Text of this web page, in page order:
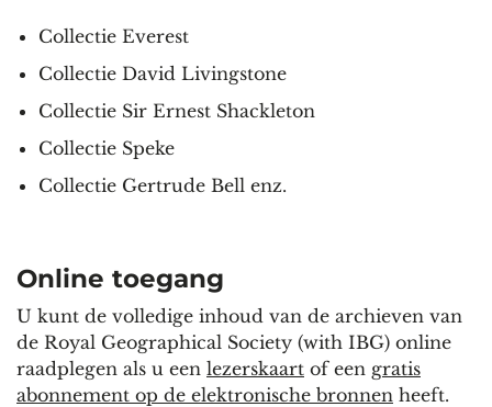
Collectie Everest
Collectie David Livingstone
Collectie Sir Ernest Shackleton
Collectie Speke
Collectie Gertrude Bell enz.
Online toegang
U kunt de volledige inhoud van de archieven van
de Royal Geographical Society (with IBG) online
raadplegen als u een lezerskaart of een gratis
abonnement op de elektronische bronnen heeft.